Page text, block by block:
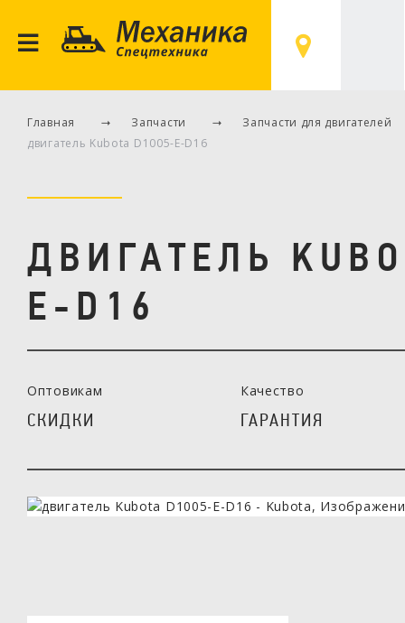
ГК «МЕХАНИКА»
Главная Запчасти
Запчасти для двигателей
двигатель Kubota D1005-E-D16
ДВИГАТЕЛЬ
E-D16
Оптовикам
СКИДКИ
Качество
ГАРАНТИЯ